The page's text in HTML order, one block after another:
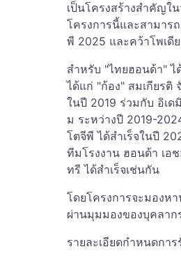
เป็นโครงสร้างสำคัญใ
โครงการนี้และสามาร
พี 2025 และคว้าโพเดี
สำหรับ "ไทยฮอนด้า" ไ
ได้แก่ "ก้อง" สมเกียรติ
ในปี 2019 ร่วมกับ อิเด
ม ระหว่างปี 2019-
โตจีพี ได้สำเร็จในปี
ทีมโรงงาน ฮอนด้า เอ
ทรี ได้สำเร็จเช่นกัน
โดยโครงการจะมองห
ผ่านมุมมองของบุคลาก
รายละเอียดกำหนดกา